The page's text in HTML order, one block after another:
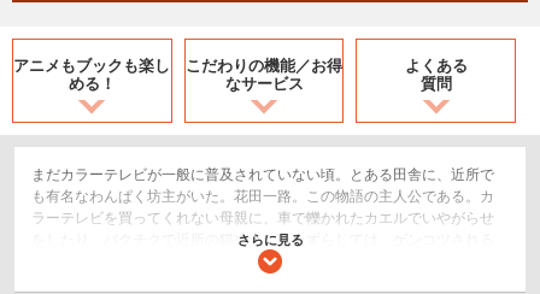
アニメもブックも楽し
める！
こだわりの機能／お得
なサービス
よくある
質問
まだカラーテレビが一般に普及されていない頃。とある田舎に、近所で
も有名なわんぱく坊主がいた。花田一路。この物語の主人公である。カ
ラーテレビを買ってくれない母親に、車で轢かれたカエルでいやがらせ
をしたり、バクチクで近所の猫や犬にいたずらしては、ゲンコツされる
手のつけようがないやんちゃ坊主。しかし、少年にもただ一つ苦手なも
さらに見る